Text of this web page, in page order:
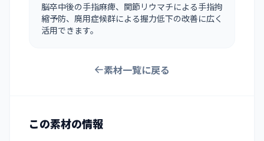
脳卒中後の手指麻痺、関節リウマチによる手指拘
縮予防、廃用症候群による握力低下の改善に広く
活用できます。
素材一覧に戻る
この素材の情報